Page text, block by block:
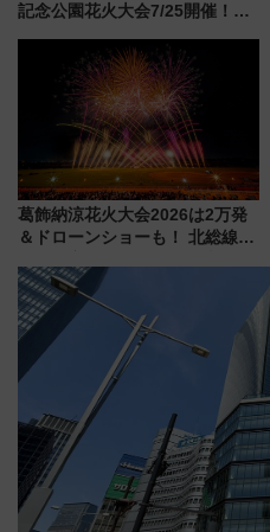
記念公園花火大会7/25開催！
混雑に要注意、その理由は
葛飾納涼花火大会2026は2万発
＆ドローンショーも！ 北総線を
車、観覧スポット情報と周辺観
光まとめ（7/28開催）